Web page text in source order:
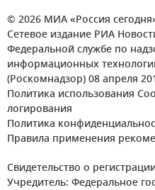
© 2026 МИА «Россия
Сетевое издание РИА
Федеральной службе по
информационных
(Роскомнадзор) 08 апреля
Политика использования
логирования
Политика
Правила применения
Свидетельство о
Учредитель: Федеральное